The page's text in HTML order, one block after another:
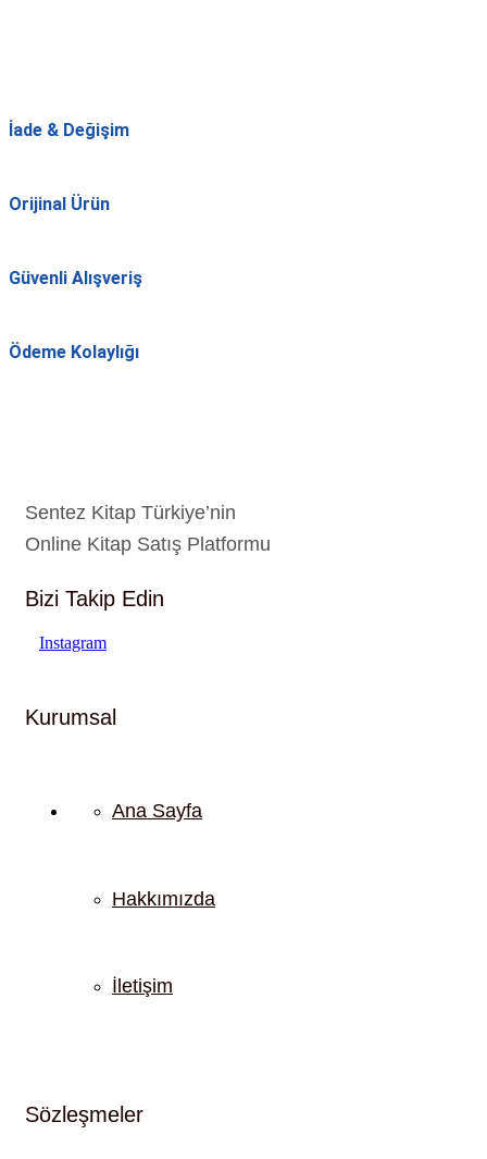
İade & Değişim
Orijinal Ürün
Güvenli Alışveriş
Ödeme Kolaylığı
Sentez Kitap Türkiye’nin
Online Kitap Satış Platformu
Bizi Takip Edin
Instagram
Kurumsal
Ana Sayfa
Hakkımızda
İletişim
Sözleşmeler